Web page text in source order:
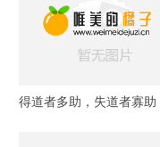
得道者多助，失道者寡助